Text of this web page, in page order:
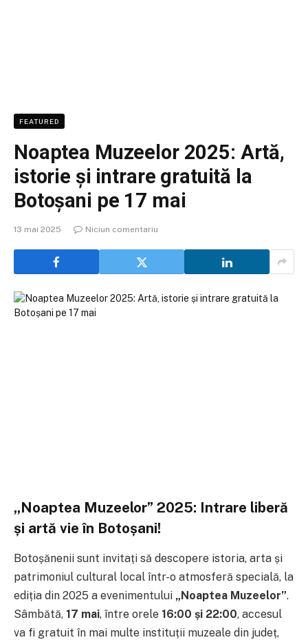
FEATURED
Noaptea Muzeelor 2025: Artă,
istorie și intrare gratuită la
Botoșani pe 17 mai
13 mai 2025 Niciun comentariu
„Noaptea Muzeelor” 2025: Intrare liberă
și artă vie în Botoșani!
Botoșănenii sunt invitați să descopere istoria, arta și
patrimoniul cultural local într-o atmosferă specială, la
ediția din 2025 a evenimentului „Noaptea Muzeelor”.
Sâmbătă, 17 mai, între orele 16:00 și 22:00, accesul
va fi gratuit în mai multe instituții muzeale din județ,